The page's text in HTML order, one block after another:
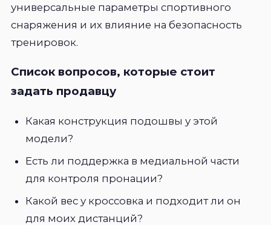
универсальные параметры спортивного
снаряжения и их влияние на безопасность
тренировок.
Список вопросов, которые стоит
задать продавцу
Какая конструкция подошвы у этой
модели?
Есть ли поддержка в медиальной части
для контроля пронации?
Какой вес у кроссовка и подходит ли он
для моих дистанций?